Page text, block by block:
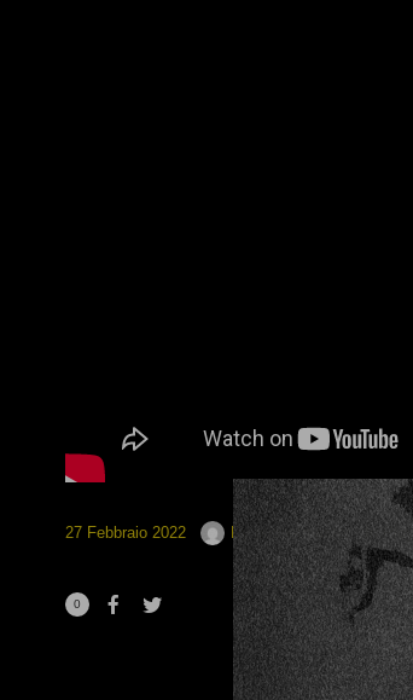
27 Febbraio 2022 Bypuppetmaster In
0